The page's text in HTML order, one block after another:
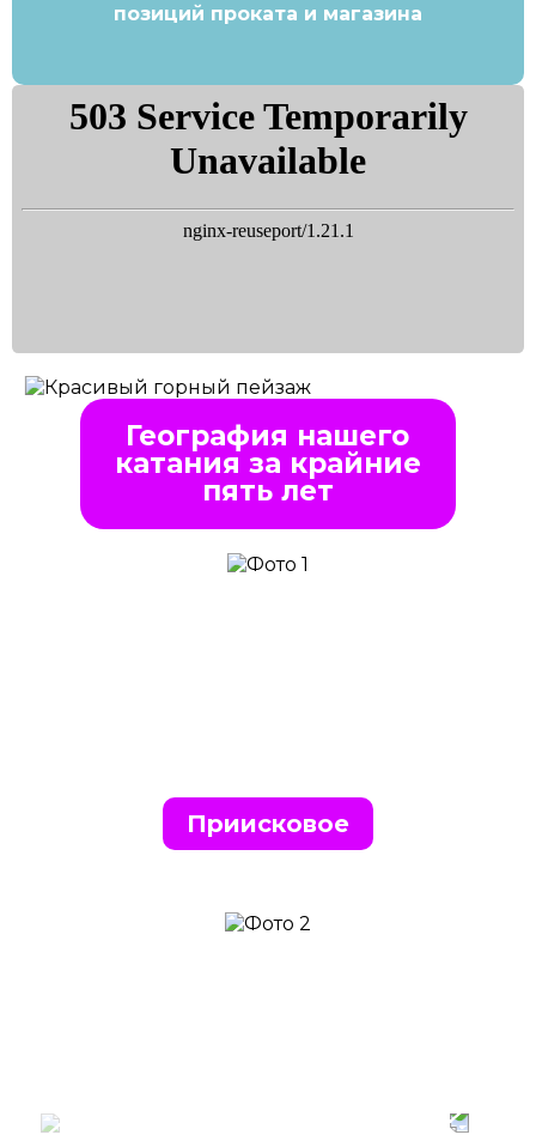
позиций проката и магазина
География нашего
катания за крайние
пять лет
Приисковое